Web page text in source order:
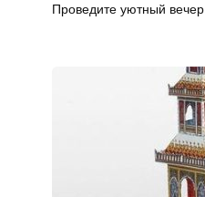
Проведите уютный вечер